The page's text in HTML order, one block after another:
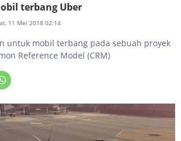
terbang Uber
11 Mei 2018 02:14
untuk mobil terbang pada sebuah proyek
Reference Model (CRM)